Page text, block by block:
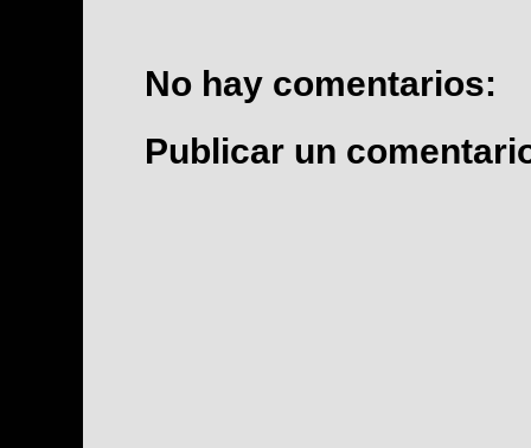
No hay comentarios:
Publicar un